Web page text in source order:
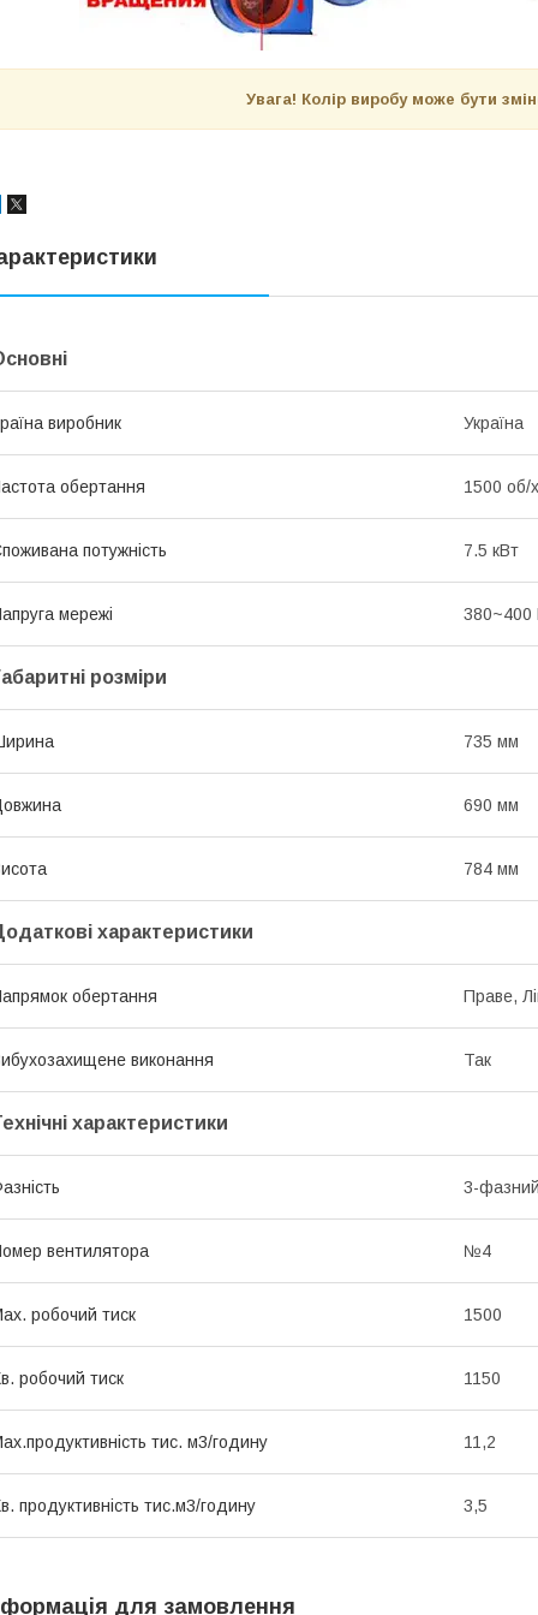
Увага! Колір виробу може бути
виробник Україна
обертання 1500 об/
потужність 7.5 кВт
мережі 380~400
розміри
735 мм
690 мм
784 мм
характеристики
обертання Праве,
виконання Так
характеристики
3-
вентилятора №4
робочий тиск 1500
робочий тиск 1150
тис. м3/годину 11,2
продуктивність тис.м3/годину 3,5
для замовлення